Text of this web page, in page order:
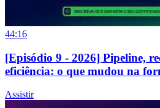
44:16
[Episódio 9 - 2026] Pipeline,
eficiência: o que mudou na
Assistir